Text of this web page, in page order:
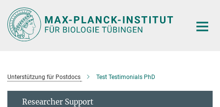
Hauptinhalt
Unterstützung für Postdocs Test Testimonials PhD
Researcher Support